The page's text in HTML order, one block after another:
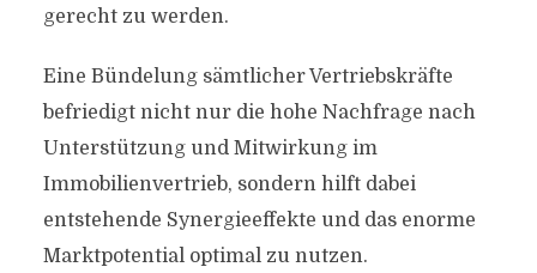
gerecht zu werden.
Eine Bündelung sämtlicher Vertriebskräfte
befriedigt nicht nur die hohe Nachfrage nach
Unterstützung und Mitwirkung im
Immobilienvertrieb, sondern hilft dabei
entstehende Synergieeffekte und das enorme
Marktpotential optimal zu nutzen.